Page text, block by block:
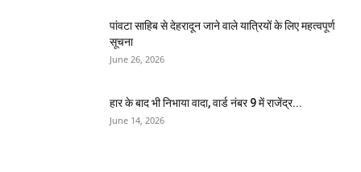
पांवटा साहिब से देहरादून जाने वाले यात्रियों के लिए महत्वपूर्ण
सूचना
June 26, 2026
हार के बाद भी निभाया वादा, वार्ड नंबर 9 में राजेंद्र...
June 14, 2026